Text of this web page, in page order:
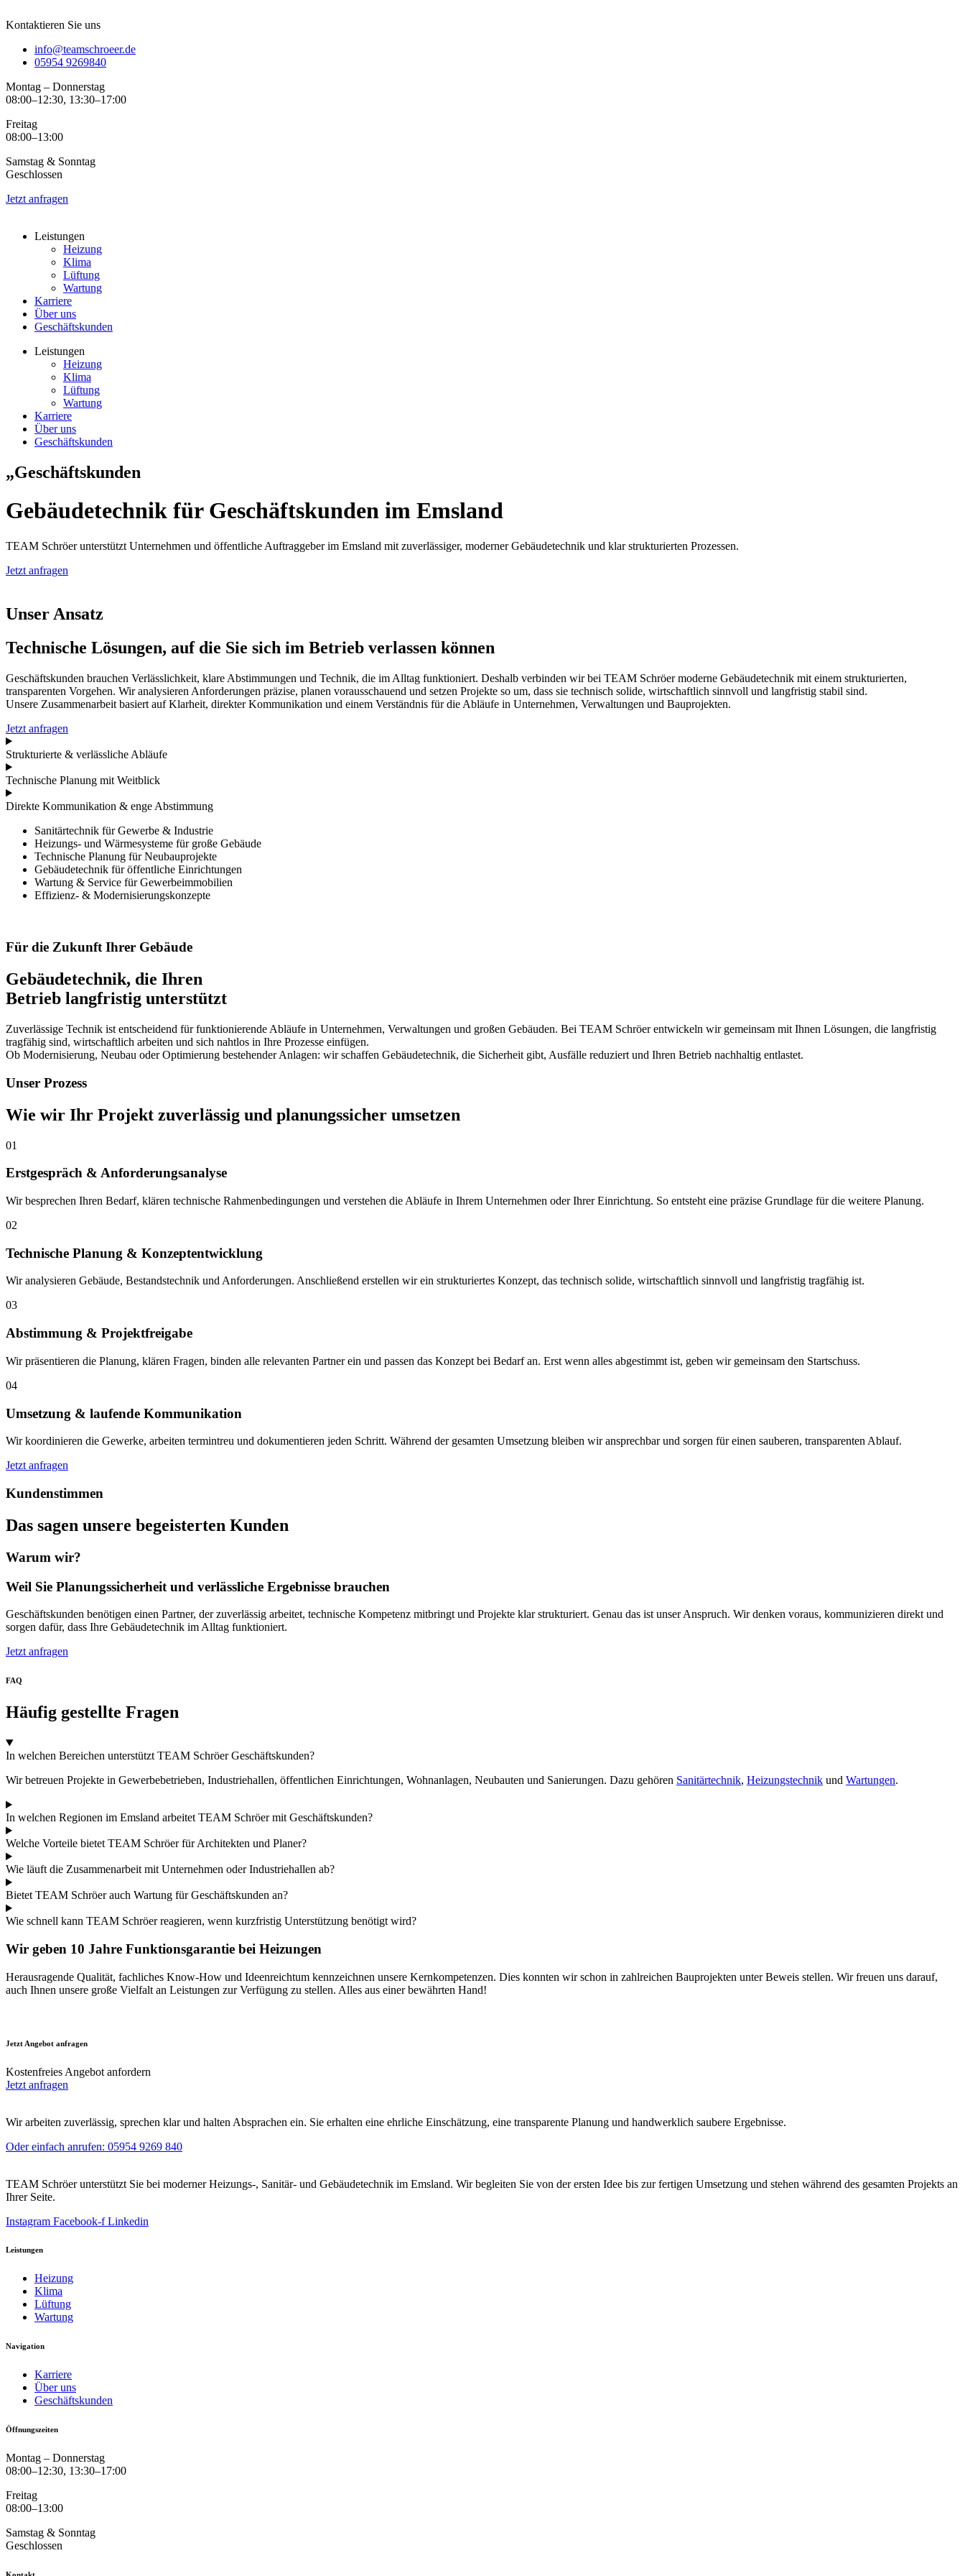
Kontaktieren Sie uns
info@teamschroeer.de
05954 9269840
Montag – Donnerstag
08:00–12:30, 13:30–17:00
Freitag
08:00–13:00
Samstag & Sonntag
Geschlossen
Jetzt anfragen
Leistungen
Heizung
Klima
Lüftung
Wartung
Karriere
Über uns
Geschäftskunden
Leistungen
Heizung
Klima
Lüftung
Wartung
Karriere
Über uns
Geschäftskunden
„Geschäftskunden
Gebäudetechnik für Geschäftskunden im Emsland
TEAM Schröer unterstützt Unternehmen und öffentliche Auftraggeber im Emsland mit zuverlässiger, moderner Gebäudetechnik und klar strukturierten Prozessen.
Jetzt anfragen
Unser Ansatz
Technische Lösungen, auf die Sie sich im Betrieb verlassen können
Geschäftskunden brauchen Verlässlichkeit, klare Abstimmungen und Technik, die im Alltag funktioniert. Deshalb verbinden wir bei TEAM Schröer moderne Gebäudetechnik mit einem strukturierten,
transparenten Vorgehen. Wir analysieren Anforderungen präzise, planen vorausschauend und setzen Projekte so um, dass sie technisch solide, wirtschaftlich sinnvoll und langfristig stabil sind.
Unsere Zusammenarbeit basiert auf Klarheit, direkter Kommunikation und einem Verständnis für die Abläufe in Unternehmen, Verwaltungen und Bauprojekten.
Jetzt anfragen
Strukturierte & verlässliche Abläufe
Technische Planung mit Weitblick
Direkte Kommunikation & enge Abstimmung
Sanitärtechnik für Gewerbe & Industrie
Heizungs- und Wärmesysteme für große Gebäude
Technische Planung für Neubauprojekte
Gebäudetechnik für öffentliche Einrichtungen
Wartung & Service für Gewerbeimmobilien
Effizienz- & Modernisierungskonzepte
Für die Zukunft Ihrer Gebäude
Gebäudetechnik, die Ihren
Betrieb langfristig unterstützt
Zuverlässige Technik ist entscheidend für funktionierende Abläufe in Unternehmen, Verwaltungen und großen Gebäuden. Bei TEAM Schröer entwickeln wir gemeinsam mit Ihnen Lösungen, die langfristig
tragfähig sind, wirtschaftlich arbeiten und sich nahtlos in Ihre Prozesse einfügen.
Ob Modernisierung, Neubau oder Optimierung bestehender Anlagen: wir schaffen Gebäudetechnik, die Sicherheit gibt, Ausfälle reduziert und Ihren Betrieb nachhaltig entlastet.
Unser Prozess
Wie wir Ihr Projekt zuverlässig und planungssicher umsetzen
01
Erstgespräch & Anforderungsanalyse
Wir besprechen Ihren Bedarf, klären technische Rahmenbedingungen und verstehen die Abläufe in Ihrem Unternehmen oder Ihrer Einrichtung. So entsteht eine präzise Grundlage für die weitere Planung.
02
Technische Planung & Konzeptentwicklung
Wir analysieren Gebäude, Bestandstechnik und Anforderungen. Anschließend erstellen wir ein strukturiertes Konzept, das technisch solide, wirtschaftlich sinnvoll und langfristig tragfähig ist.
03
Abstimmung & Projektfreigabe
Wir präsentieren die Planung, klären Fragen, binden alle relevanten Partner ein und passen das Konzept bei Bedarf an. Erst wenn alles abgestimmt ist, geben wir gemeinsam den Startschuss.
04
Umsetzung & laufende Kommunikation
Wir koordinieren die Gewerke, arbeiten termintreu und dokumentieren jeden Schritt. Während der gesamten Umsetzung bleiben wir ansprechbar und sorgen für einen sauberen, transparenten Ablauf.
Jetzt anfragen
Kundenstimmen
Das sagen unsere begeisterten Kunden
Warum wir?
Weil Sie Planungssicherheit und verlässliche Ergebnisse brauchen
Geschäftskunden benötigen einen Partner, der zuverlässig arbeitet, technische Kompetenz mitbringt und Projekte klar strukturiert. Genau das ist unser Anspruch. Wir denken voraus, kommunizieren direkt und
sorgen dafür, dass Ihre Gebäudetechnik im Alltag funktioniert.
Jetzt anfragen
FAQ
Häufig gestellte Fragen
In welchen Bereichen unterstützt TEAM Schröer Geschäftskunden?
Wir betreuen Projekte in Gewerbebetrieben, Industriehallen, öffentlichen Einrichtungen, Wohnanlagen, Neubauten und Sanierungen. Dazu gehören Sanitärtechnik, Heizungstechnik und Wartungen.
In welchen Regionen im Emsland arbeitet TEAM Schröer mit Geschäftskunden?
Welche Vorteile bietet TEAM Schröer für Architekten und Planer?
Wie läuft die Zusammenarbeit mit Unternehmen oder Industriehallen ab?
Bietet TEAM Schröer auch Wartung für Geschäftskunden an?
Wie schnell kann TEAM Schröer reagieren, wenn kurzfristig Unterstützung benötigt wird?
Wir geben 10 Jahre Funktions­garantie bei Heizungen
Herausragende Qualität, fachliches Know-How und Ideenreichtum kennzeichnen unsere Kernkompetenzen. Dies konnten wir schon in zahlreichen Bauprojekten unter Beweis stellen. Wir freuen uns darauf,
auch Ihnen unsere große Vielfalt an Leistungen zur Verfügung zu stellen. Alles aus einer bewährten Hand!
Jetzt Angebot anfragen
Kostenfreies Angebot anfordern
Jetzt anfragen
Wir arbeiten zuverlässig, sprechen klar und halten Absprachen ein. Sie erhalten eine ehrliche Einschätzung, eine transparente Planung und handwerklich saubere Ergebnisse.
Oder einfach anrufen: 05954 9269 840
TEAM Schröer unterstützt Sie bei moderner Heizungs-, Sanitär- und Gebäudetechnik im Emsland. Wir begleiten Sie von der ersten Idee bis zur fertigen Umsetzung und stehen während des gesamten Projekts an
Ihrer Seite.
Instagram Facebook-f Linkedin
Leistungen
Heizung
Klima
Lüftung
Wartung
Navigation
Karriere
Über uns
Geschäftskunden
Öffnungszeiten
Montag – Donnerstag
08:00–12:30, 13:30–17:00
Freitag
08:00–13:00
Samstag & Sonntag
Geschlossen